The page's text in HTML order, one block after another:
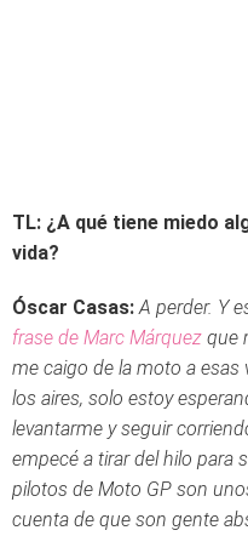
TL: ¿A qué tiene miedo
vida?
Óscar Casas: A perder. Y
frase de Marc Márquez que
me caigo de la moto a
los aires, solo estoy
levantarme y seguir
empecé a tirar del hilo para
pilotos de Moto GP son
cuenta de que son gente